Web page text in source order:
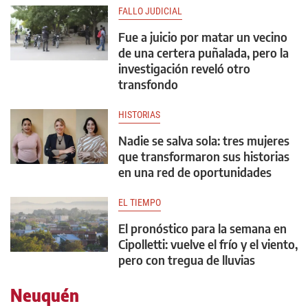
FALLO JUDICIAL
Fue a juicio por matar un vecino
de una certera puñalada, pero la
investigación reveló otro
transfondo
HISTORIAS
Nadie se salva sola: tres mujeres
que transformaron sus historias
en una red de oportunidades
EL TIEMPO
El pronóstico para la semana en
Cipolletti: vuelve el frío y el viento,
pero con tregua de lluvias
Neuquén